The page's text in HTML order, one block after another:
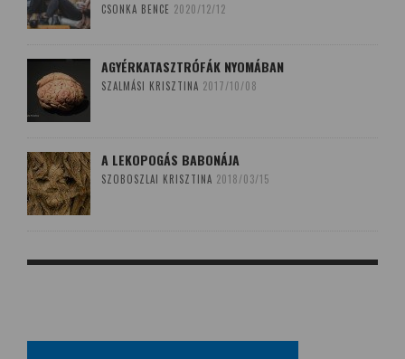
CSONKA BENCE 2020/12/12
AGYÉRKATASZTRÓFÁK NYOMÁBAN
SZALMÁSI KRISZTINA 2017/10/08
A LEKOPOGÁS BABONÁJA
SZOBOSZLAI KRISZTINA 2018/03/15